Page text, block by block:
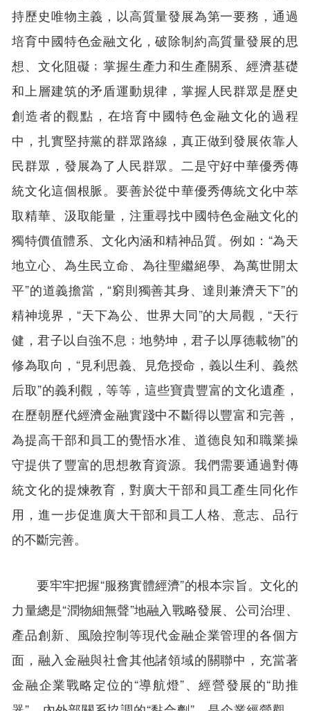
持歷史唯物主義，以高質量發展為第一要務，通過
培育中國特色金融文化，破除制約高質量發展的思
想、文化阻礙﹔掌握生產力和生產關系、經濟基礎
和上層建筑的矛盾運動規律，掌握人民群眾是歷史
創造者的觀點，在培育中國特色金融文化的過程
中，扎實堅持黨的群眾路線，真正做到發展依靠人
民群眾，發展為了人民群眾。二是守好中華優秀傳
統文化這個根脈。要善於從中華優秀傳統文化中萃
取精華、汲取能量，注重尋找中國特色金融文化的
獨特價值體系、文化內涵和精神品質。例如：“為天
地立心、為生民立命、為往聖繼絕學、為萬世開太
平”的道義擔當，“窮則獨善其身、達則兼濟天下”的
精神境界，“天下為公、世界大同”的大局觀，“天行
健，君子以自強不息﹔地勢坤，君子以厚德載物”的
修為取向，“見利思義、見危授命，義以生利、義然
后取”的義利觀，等等，這些寶貴豐富的文化遺產，
在歷朝歷代經濟金融實踐中不斷得以豐富和完善，
為提高干部和員工的覺悟水准、道德良知和職業操
守提供了豐富的思想教育資源。我們需要通過對傳
統文化的提煉教育，對廣大干部和員工產生同化作
用，進一步促進廣大干部和員工人格、意志、品行
的不斷完善。
要牢牢把握“服務實體經濟”的根本宗旨。文化的
力量總是“潤物細無聲”地融入戰略發展、公司治理、
產品創新、風險控制等現代金融企業管理的各個方
面，融入金融與社會其他諸領域的關聯中，充當著
金融企業戰略定位的“導航燈”、經營發展的“助推